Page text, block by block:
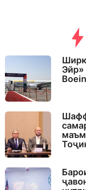
g
Эйр»